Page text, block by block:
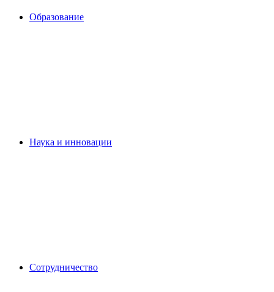
Образование
Наука и инновации
Сотрудничество